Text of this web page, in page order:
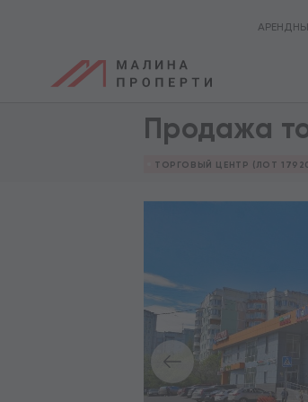
Продажа
ТОРГОВЫЙ ЦЕНТР (ЛОТ